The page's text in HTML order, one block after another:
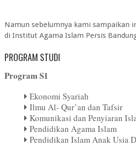
Namun sebelumnya kami sampaikan
di Institut Agama Islam Persis
PROGRAM STUDI
Program S1
Ekonomi Syariah
Ilmu Al- Qur’an dan Tafsir
Komunikasi dan Penyiaran
Pendidikan Agama Islam
Pendidikan Islam Anak Usia